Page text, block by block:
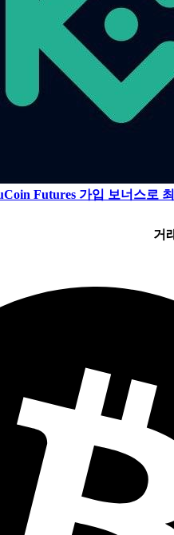
Futures 가입 보너스로
거